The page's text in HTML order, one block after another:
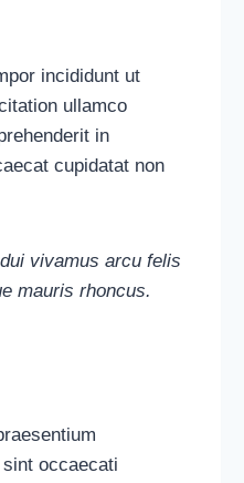
incididunt ut
ullamco
in
cupidatat non
vivamus arcu felis
mauris rhoncus.
occaecati